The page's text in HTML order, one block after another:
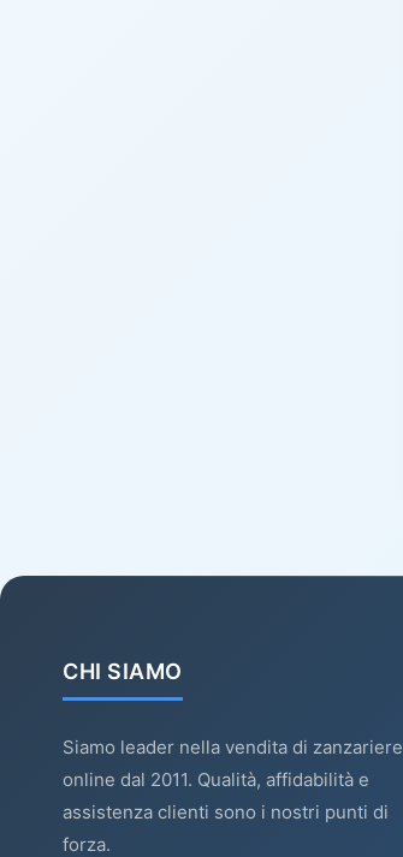
CHI SIAMO
Siamo leader nella vendita di zanzariere
online dal 2011. Qualità, affidabilità e
assistenza clienti sono i nostri punti di
forza.